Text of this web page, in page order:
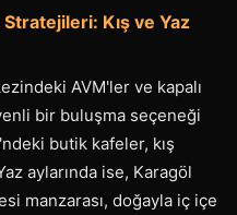
Kış ve Yaz
AVM'ler ve kapalı
bir buluşma seçeneği
butik kafeler, kış
aylarında ise, Karagöl
manzarası, doğayla iç içe